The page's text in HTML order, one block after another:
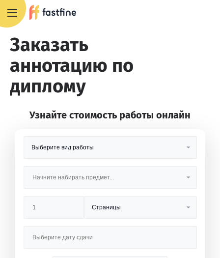
Заказать
аннотацию по
диплому
Узнайте стоимость работы онлайн